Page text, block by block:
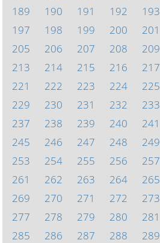
189
190 191 192 193
197
198 199 200 201
205
206 207 208 209
213
214 215 216 217
221
222 223 224 225
229
230 231 232 233
237
238 239 240 241
245
246 247 248 249
253
254 255 256 257
261
262 263 264 265
269
270 271 272 273
277
278 279 280 281
285
286 287 288 289